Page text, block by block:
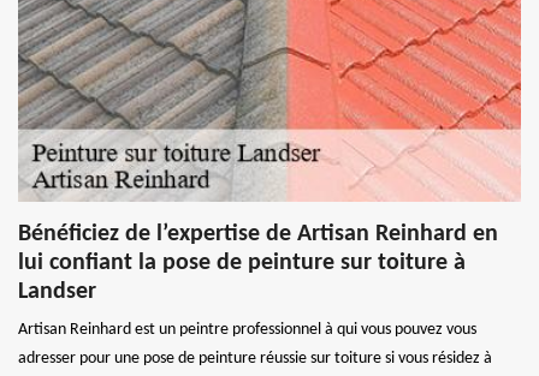
Bénéficiez de l’expertise de Artisan Reinhard en
lui confiant la pose de peinture sur toiture à
Landser
Artisan Reinhard est un peintre professionnel à qui vous pouvez vous
adresser pour une pose de peinture réussie sur toiture si vous résidez à